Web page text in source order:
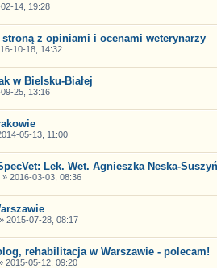
14, 19:28
z opiniami i ocenami weterynarzy
10-18, 14:32
w Bielsku-Białej
25, 13:16
05-13, 11:00
Lek. Wet. Agnieszka Neska-
» 2016-03-03, 08:36
2015-07-28, 08:17
rehabilitacja w Warszawie - polecam!
2015-05-12, 09:20